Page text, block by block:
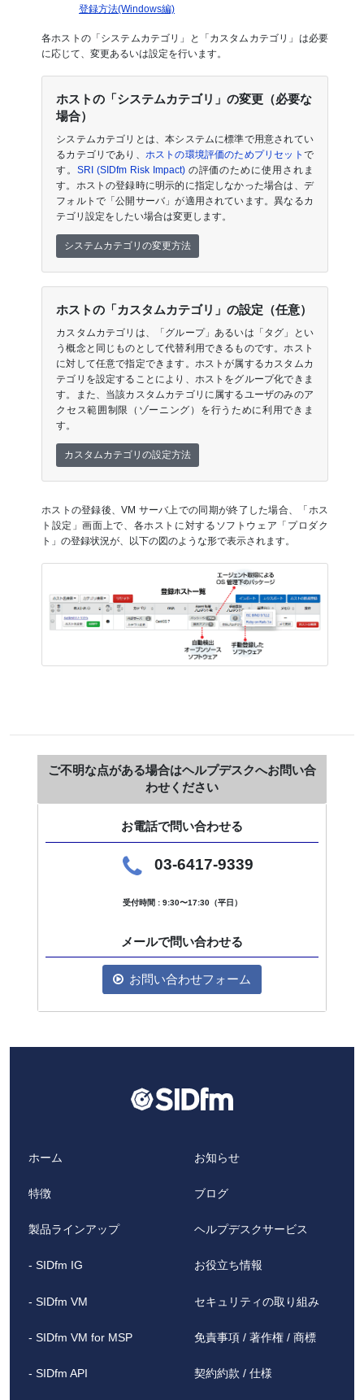
登録方法(Windows編)
各ホストの「システムカテゴリ」と「カスタムカテゴリ」は必要
に応じて、変更あるいは設定を行います。
ホストの「システムカテゴリ」の変更（必要な
場合）
システムカテゴリとは、本システムに標準で用意されてい
るカテゴリであり、 ホストの環境評価のためプリセット で
す。 SRI (SIDfm Risk Impact)の評価のために使用されま
す。ホストの登録時に明示的に指定しなかった場合は、デ
フォルトで「公開サーバ」が適用されています。異なるカ
テゴリ設定をしたい場合は変更します。
システムカテゴリの変更方法
ホストの「カスタムカテゴリ」の設定（任意）
カスタムカテゴリは、「グループ」あるいは「タグ」とい
う概念と同じものとして代替利用できるものです。ホスト
に対して任意で指定できます。ホストが属するカスタムカ
テゴリを設定することにより、ホストをグループ化できま
す。また、当該カスタムカテゴリに属するユーザのみのア
クセス範囲制限（ゾーニング）を行うために利用できま
す。
カスタムカテゴリの設定方法
ホストの登録後、VM サーバ上での同期が終了した場合、「ホス
ト設定」画面上で、各ホストに対するソフトウェア「プロダク
ト」の登録状況が、以下の図のような形で表示されます。
ご不明な点がある場合はヘルプデスクへお問い合
わせください
お電話で問い合わせる
03-6417-9339
受付時間 : 9:30〜17:30（平日）
メールで問い合わせる
お問い合わせフォーム
ホーム
特徴
製品ラインアップ
- SIDfm IG
- SIDfm VM
- SIDfm VM for MSP
- SIDfm API
お知らせ
ブログ
ヘルプデスクサービス
お役立ち情報
セキュリティの取り組み
免責事項 / 著作権 / 商標
契約約款 / 仕様